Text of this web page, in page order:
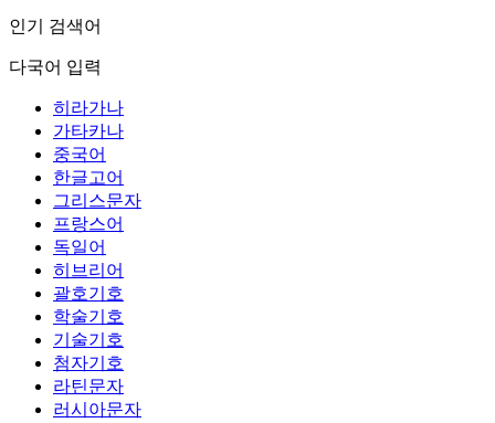
인기 검색어
다국어 입력
히라가나
가타카나
중국어
한글고어
그리스문자
프랑스어
독일어
히브리어
괄호기호
학술기호
기술기호
첨자기호
라틴문자
러시아문자